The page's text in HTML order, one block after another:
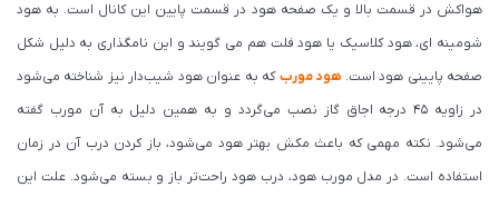
هواکش در قسمت بالا و یک صفحه هود در قسمت پایین این کانال است. به هود
شومینه ای، هود کلاسیک یا هود فلت هم می گویند و این نامگذاری به دلیل شکل
صفحه پایینی هود است.هود موربکه به عنوان هود شیب‌دار نیز شناخته می‌شود
در زاویه ۴۵ درجه اجاق گاز نصب می‌گردد و به همین دلیل به آن مورب گفته
می‌شود. نکته مهمی که باعث مکش بهتر هود می‌شود، باز کردن درب آن در زمان
استفاده است. در مدل مورب هود، درب هود راحت‌تر باز و بسته می‌شود. علت این